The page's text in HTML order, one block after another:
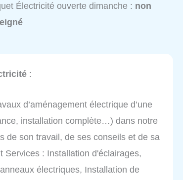
Électricité ouverte dimanche : non
:
d’aménagement électrique d’une
installation complète…) dans notre
de son travail, de ses conseils et de sa
Services : Installation d'éclairages,
électriques, Installation de